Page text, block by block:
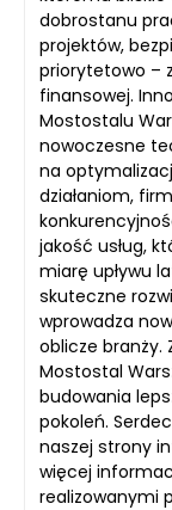
dobrostanu
projektów,
priorytetowo –
finansowej.
Mostostalu
nowoczesne
na
działaniom,
jakość usług,
miarę upływu
skuteczne
wprowadza
oblicze branży.
Mostostal
budowania
pokoleń.
naszej strony
więcej
realizowanymi